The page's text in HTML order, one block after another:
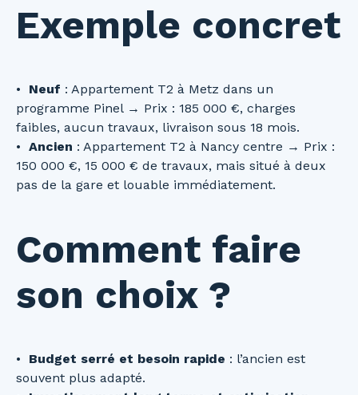
Exemple concret
Neuf : Appartement T2 à Metz dans un
programme Pinel → Prix : 185 000 €, charges
faibles, aucun travaux, livraison sous 18 mois.
Ancien : Appartement T2 à Nancy centre → Prix :
150 000 €, 15 000 € de travaux, mais situé à deux
pas de la gare et louable immédiatement.
Comment faire
son choix ?
Budget serré et besoin rapide : l’ancien est
souvent plus adapté.